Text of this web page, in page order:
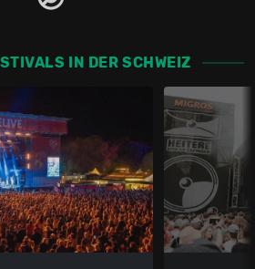
IN DER SCHWEIZ